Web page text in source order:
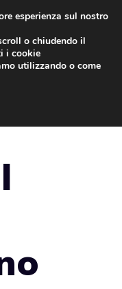
esperienza sul nostro
o chiudendo il
i cookie
utilizzando o come